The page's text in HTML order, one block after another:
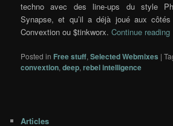
techno avec des line-ups du style
Synapse, et qu’il a déjà joué aux
Convextion ou $tinkworx.Continue reading
Posted in Free stuff,Selected Webmixes |
convextion,deep,rebel intelligence
Articles